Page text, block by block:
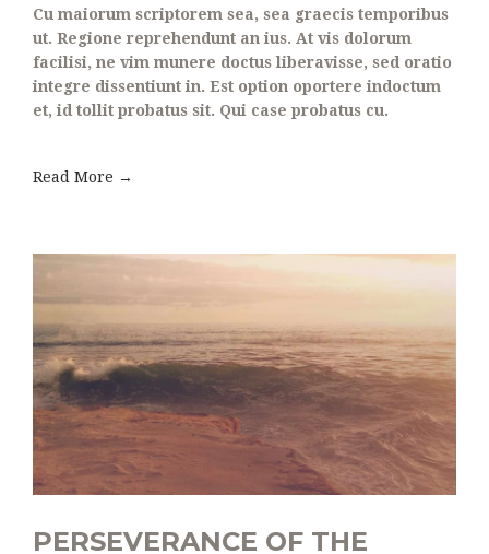
Cu maiorum scriptorem sea, sea graecis temporibus
ut. Regione reprehendunt an ius. At vis dolorum
facilisi, ne vim munere doctus liberavisse, sed oratio
integre dissentiunt in. Est option oportere indoctum
et, id tollit probatus sit. Qui case probatus cu.
Read More →
PERSEVERANCE OF THE